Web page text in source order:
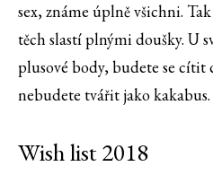
sex, známe úplně všichni.
těch slastí plnými doušky. U
plusové body, budete se cítit
nebudete tvářit jako
Wish list 2018